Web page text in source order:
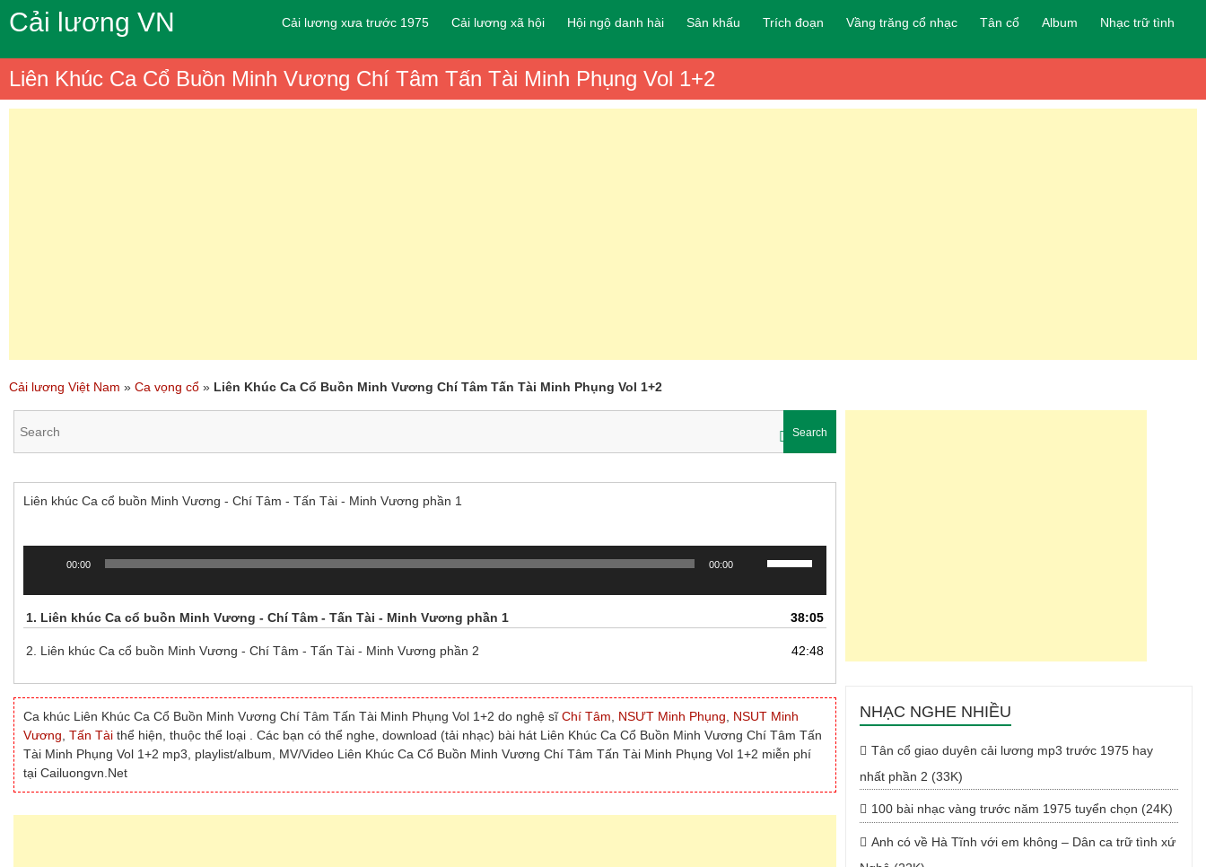
Cải lương VN Cải lương xưa trước 1975 Cải lương xã hội Hội ngộ danh hài Sân khấu Trích đoạn Vầng trăng cổ nhạc Tân cổ Album Nhạc trữ tình
Liên Khúc Ca Cổ Buồn Minh Vương Chí Tâm Tấn Tài Minh Phụng Vol 1+2
Cải lương Việt Nam » Ca vọng cổ » Liên Khúc Ca Cổ Buồn Minh Vương Chí Tâm Tấn Tài Minh Phụng Vol 1+2
Search
Liên khúc Ca cổ buồn Minh Vương - Chí Tâm - Tấn Tài - Minh Vương phần 1
00:00 00:00
phím
mũi
để
hoặc
giảm
âm
1. Liên khúc Ca cổ buồn Minh Vương - Chí Tâm - Tấn Tài - Minh Vương phần 1 38:05
2. Liên khúc Ca cổ buồn Minh Vương - Chí Tâm - Tấn Tài - Minh Vương phần 2 42:48
Ca khúc Liên Khúc Ca Cổ Buồn Minh Vương Chí Tâm Tấn Tài Minh Phụng Vol 1+2 do nghệ sĩChí Tâm NSƯT Minh Phụng
NSUT Minh
Vương Tấn Tài thể hiện, thuộc thể loại . Các bạn có thể nghe, download (tải nhạc) bài hát Liên Khúc Ca Cổ Buồn Minh Vương Chí Tâm Tấn
Tài Minh Phụng Vol 1+2 mp3, playlist/album, MV/Video Liên Khúc Ca Cổ Buồn Minh Vương Chí Tâm Tấn Tài Minh Phụng Vol 1+2 miễn phí
tại Cailuongvn.Net
NHẠC NGHE NHIỀU
Tân cổ giao duyên cải lương mp3 trước 1975 hay
nhất phần 2 (33K)
100 bài nhạc vàng trước năm 1975 tuyển chọn (24K)
Anh có về Hà Tĩnh với em không – Dân ca trữ tình xứ